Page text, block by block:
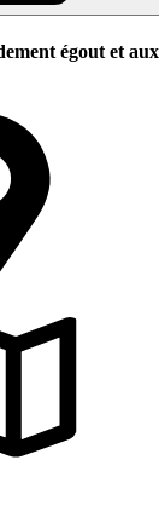
égout et